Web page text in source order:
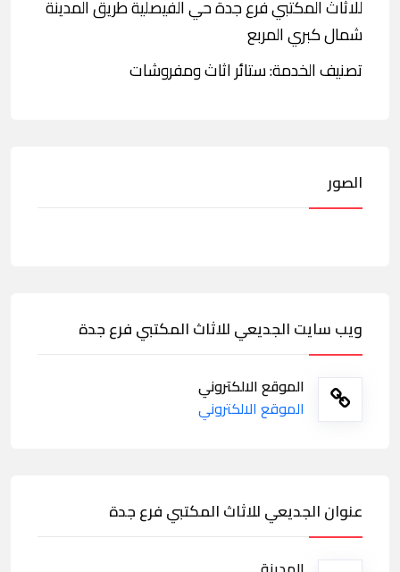
للاثاث المكتبي فرع جدة حي الفيصلية طريق المدينة
شمال كبري المربع
تصنيف الخدمة: ستائر اثاث ومفروشات
الصور
ويب سايت الجديعي للاثاث المكتبي فرع جدة
الموقع الالكتروني
الموقع الالكتروني
عنوان الجديعي للاثاث المكتبي فرع جدة